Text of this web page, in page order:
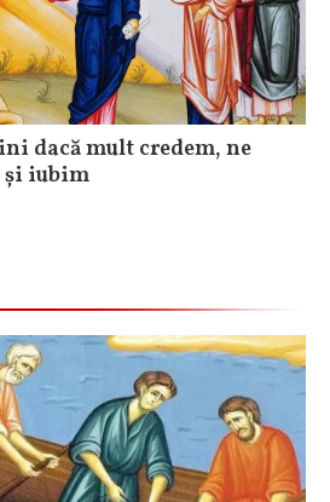
dacă mult credem, ne
și iubim